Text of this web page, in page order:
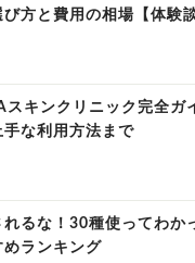
び方と費用の相場【体験談
スキンクリニック完全ガ
手な利用方法まで
れるな！30種使ってわか
めランキング